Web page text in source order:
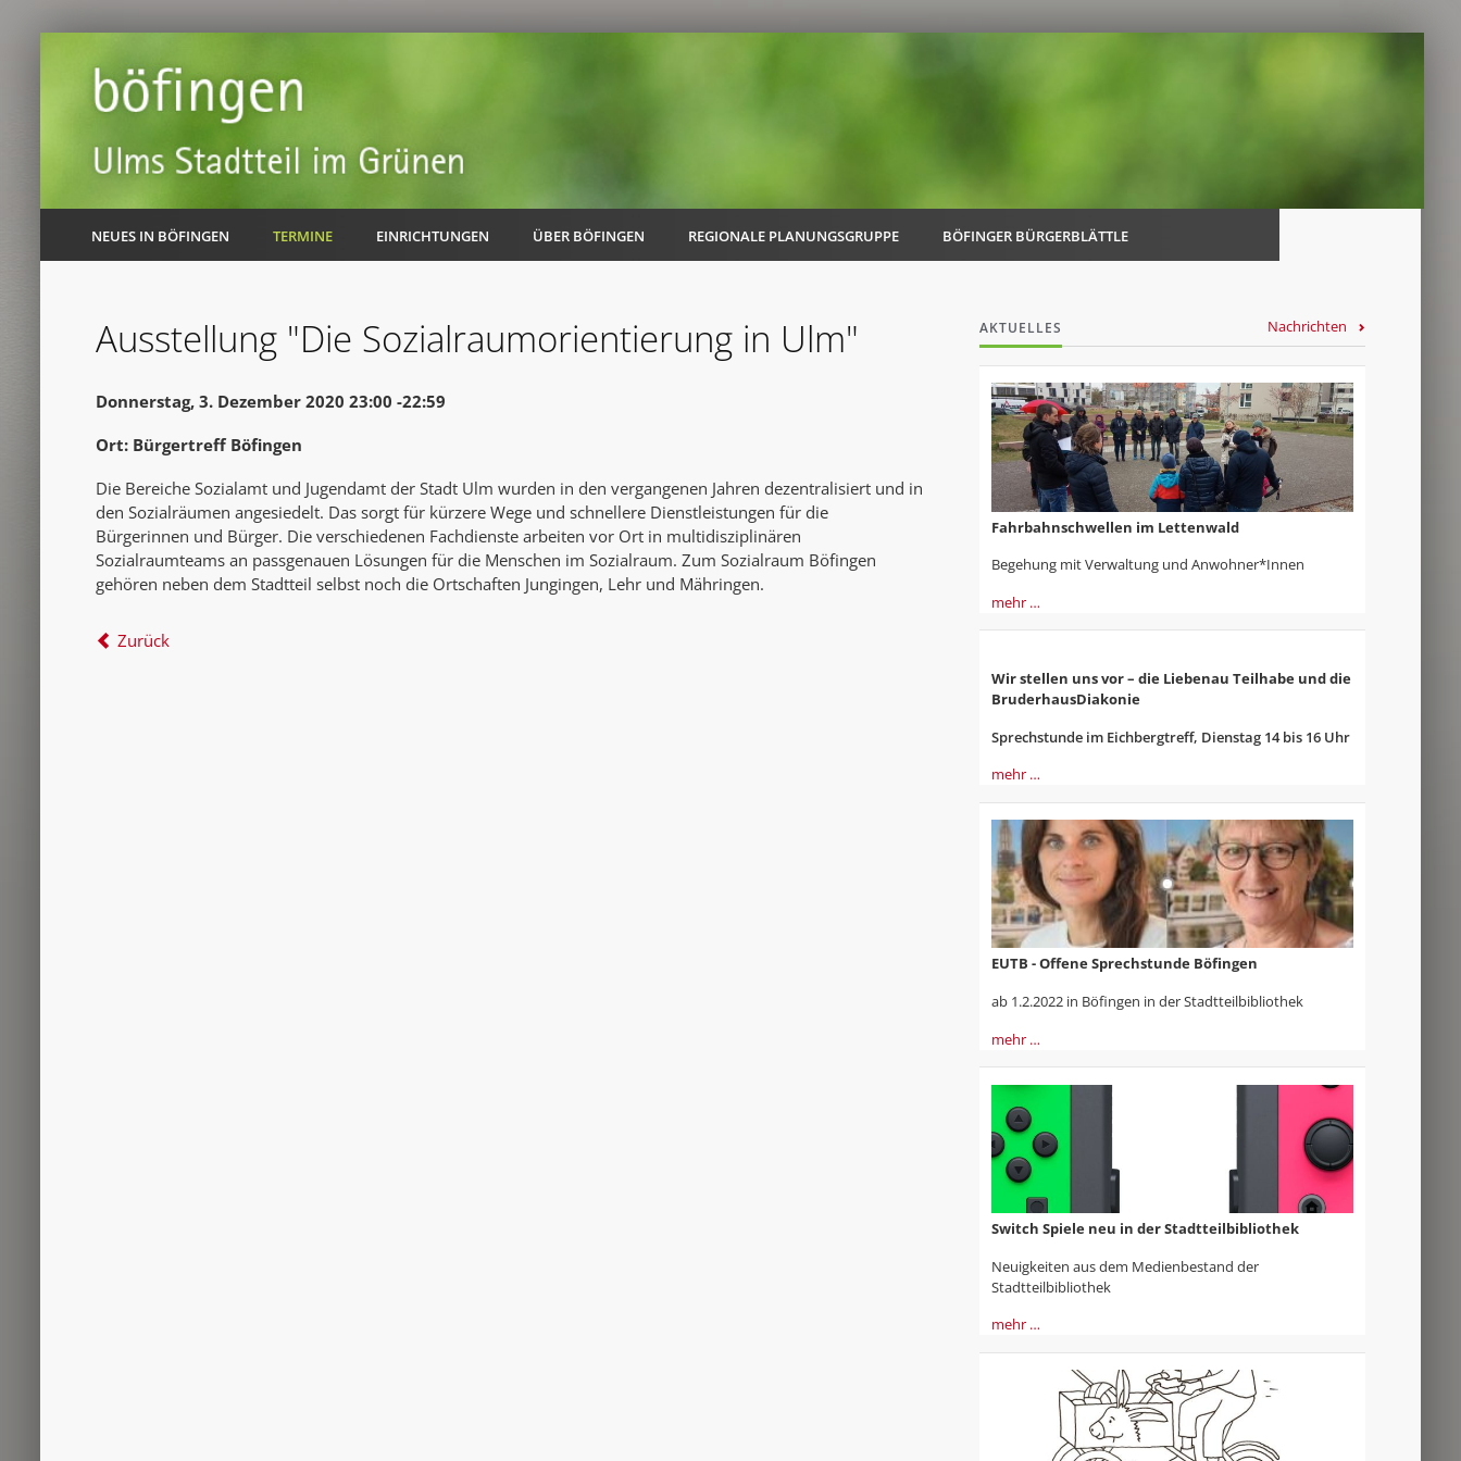
NEUES IN BÖFINGEN TERMINE EINRICHTUNGEN ÜBER BÖFINGEN REGIONALE PLANUNGSGRUPPE
AK Internet
AK Unterwegs in Böfingen
BÖFINGER BÜRGERBLÄTTLE
Ausstellung "Die Sozialraumorientierung in Ulm"
Donnerstag, 3. Dezember 2020 23:00 -22:59
Ort: Bürgertreff Böfingen
Die Bereiche Sozialamt und Jugendamt der Stadt Ulm wurden in den vergangenen Jahren dezentralisiert und in
den Sozialräumen angesiedelt. Das sorgt für kürzere Wege und schnellere Dienstleistungen für die
Bürgerinnen und Bürger. Die verschiedenen Fachdienste arbeiten vor Ort in multidisziplinären
Sozialraumteams an passgenauen Lösungen für die Menschen im Sozialraum. Zum Sozialraum Böfingen
gehören neben dem Stadtteil selbst noch die Ortschaften Jungingen, Lehr und Mähringen.
Zurück
AKTUELLES Nachrichten
Fahrbahnschwellen im Lettenwald
Begehung mit Verwaltung und Anwohner*Innen
mehr …
Wir stellen uns vor – die Liebenau Teilhabe und die
BruderhausDiakonie
Sprechstunde im Eichbergtreff, Dienstag 14 bis 16 Uhr
mehr …
EUTB - Offene Sprechstunde Böfingen
ab 1.2.2022 in Böfingen in der Stadtteilbibliothek
mehr …
Switch Spiele neu in der Stadtteilbibliothek
Neuigkeiten aus dem Medienbestand der
Stadtteilbibliothek
mehr …